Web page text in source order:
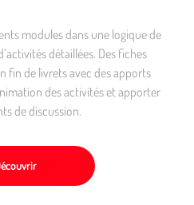
modules dans une logique de
détaillées. Des fiches
fin de livrets avec des apports
des activités et apporter
de discussion.